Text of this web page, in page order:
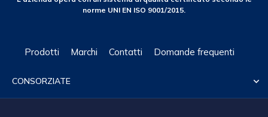
norme UNI EN ISO 9001/2015.
Prodotti Marchi Contatti Domande frequenti
CONSORZIATE 